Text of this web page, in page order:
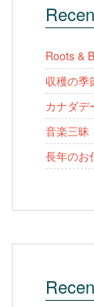
Roots &
収穫の季
カナダデ
音楽三昧
長年のお